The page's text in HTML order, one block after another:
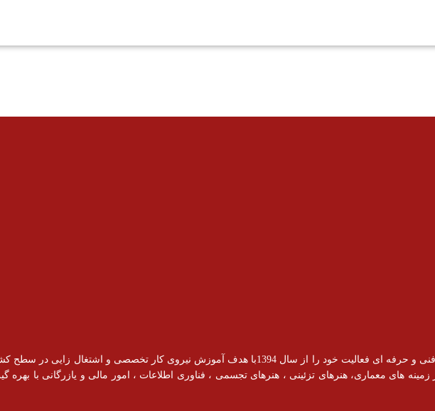
آموزشگاه رادیس با مجوز رسمی از سازمان فنی و حرفه ای فعالیت خود را از سال 1394با هدف آموزش نیروی
های معماری، هنرهای تزئینی ، هنرهای تجسمی ، فناوری اطلاعات ، امور مالی و یازرگانی با بهره